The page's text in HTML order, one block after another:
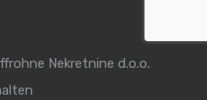
Nekretnine d.o.o.